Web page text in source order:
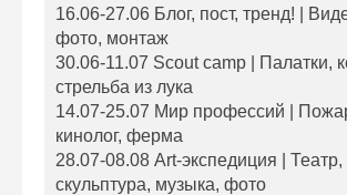
16.06-27.06 Блог, пост, тренд! |
фото, монтаж
30.06-11.07 Scout camp | Палатки,
стрельба из лука
14.07-25.07 Мир профессий |
кинолог, ферма
28.07-08.08 Art-экспедиция | Театр,
скульптура, музыка, фото